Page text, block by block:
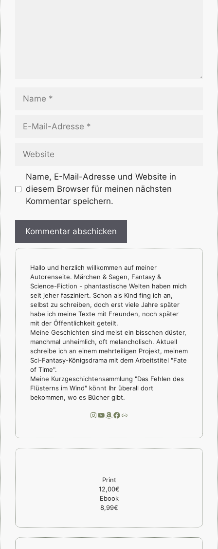
Name
Website
Name, E-Mail-Adresse und Website in
diesem Browser für meinen nächsten
Kommentar speichern.
Hallo und herzlich willkommen auf meiner
Autorenseite. Märchen & Sagen, Fantasy &
Science-Fiction - phantastische Welten haben mich
seit jeher fasziniert. Schon als Kind fing ich an,
selbst zu schreiben, doch erst viele Jahre später
habe ich meine Texte mit Freunden, noch später
mit der Öffentlichkeit geteilt.
Meine Geschichten sind meist ein bisschen düster,
manchmal unheimlich, oft melancholisch. Aktuell
schreibe ich an einem mehrteiligen Projekt, meinem
Sci-Fantasy-Königsdrama mit dem Arbeitstitel "Fate
of Time".
Meine Kurzgeschichtensammlung "Das Fehlen des
Flüsterns im Wind" könnt Ihr überall dort
bekommen, wo es Bücher gibt.
Instagram
YouTube
Amazon
Facebook
Link
Print
12,00€
Ebook
8,99€